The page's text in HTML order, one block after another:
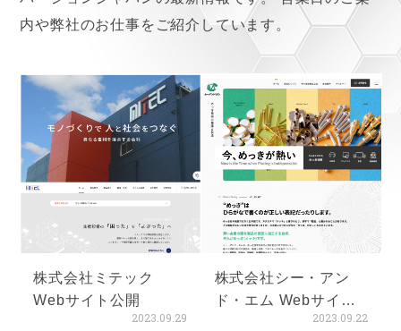
内や弊社のお仕事をご紹介しています。
株式会社ミテック
Webサイト公開
2023.09.29
株式会社シー・アン
ド・エム Webサイト
2023.09.22